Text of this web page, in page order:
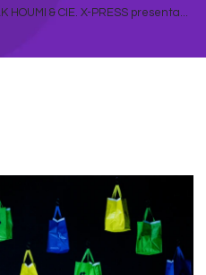
HOUMI & CIE. X-PRESS presenta...